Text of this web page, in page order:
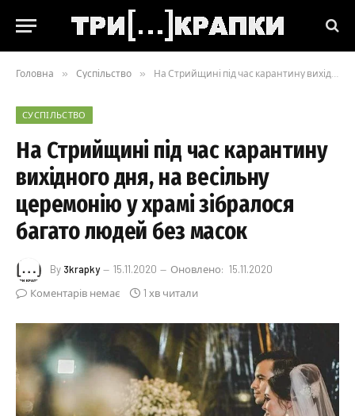
Головна » Суспільство » На Стрийщині під час карантину вихідного дня, на весільну церемонію у храмі зібралося багато людей без масок
СУСПІЛЬСТВО
На Стрийщині під час карантину
вихідного дня, на весільну
церемонію у храмі зібралося
багато людей без масок
By 3krapky 15.11.2020 Оновлено: 15.11.2020
Коментарів немає
1 хв читали